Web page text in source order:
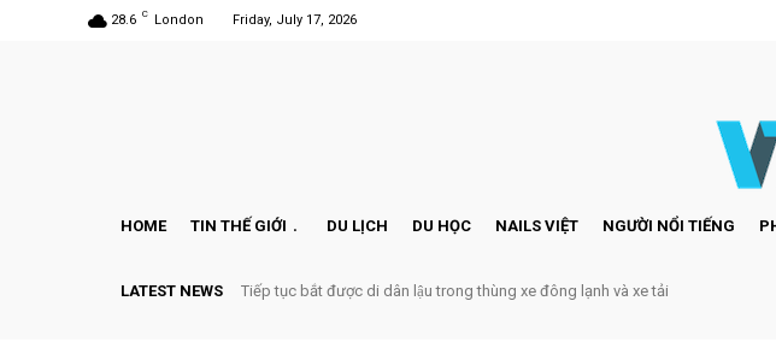
28.6 C London Friday, July 17, 2026
HOME TIN THẾ GIỚI DU LỊCH DU HỌC NAILS VIỆT NGƯỜI NỔI TIẾNG
LATEST NEWS Tiếp tục bắt được di dân lậu trong thùng xe đông lạnh và xe tải